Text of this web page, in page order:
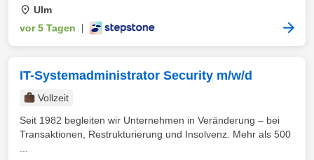
Ulm
vor 5 Tagen
IT-Systemadministrator Security m/w/d
Vollzeit
Seit 1982 begleiten wir Unternehmen in Veränderung – bei
Transaktionen, Restrukturierung und Insolvenz. Mehr als 500